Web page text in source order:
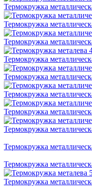
Термокружка
Термокружка
Термокружка
Термокружка
Термокружка
Термокружка
Термокружка
Термокружка
Термокружка
Термокружка
Термокружка